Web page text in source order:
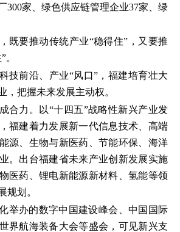
300家、绿色供应链管理企业37家、绿
既要推动传统产业“稳得住”，又要推
技前沿、产业“风口”，福建培育壮大
，把握未来发展主动权。
合力。以“十四五”战略性新兴产业发
福建着力发展新一代信息技术、高端
源、生物与新医药、节能环保、海洋
。出台福建省未来产业创新发展实施
医药、锂电新能源新材料、氢能等领
规划。
举办的数字中国建设峰会、中国国际
界航海装备大会等盛会，可见新兴支